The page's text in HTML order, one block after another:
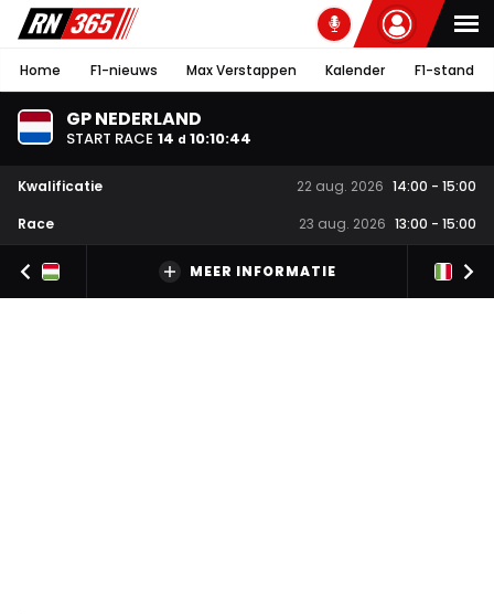
Home F1-nieuws Max Verstappen Kalender F1-stand
GP NEDERLAND
START RACE 14 d 10:10:44
Kwalificatie 22 aug. 2026 14:00 - 15:00
Race
23 aug. 2026 13:00 - 15:00
MEER INFORMATIE